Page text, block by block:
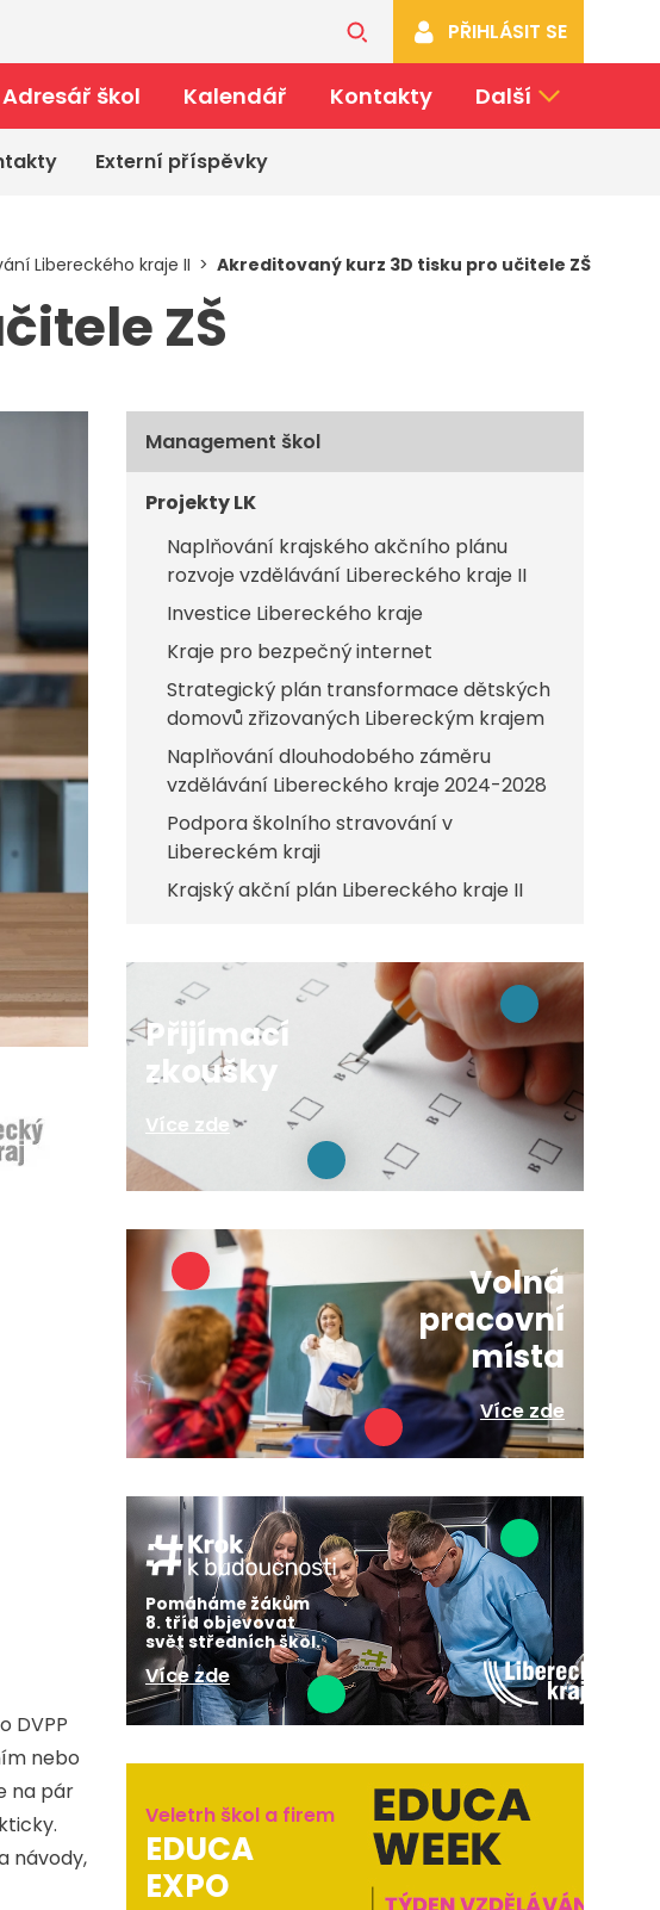
PŘIHLÁSIT SE
Adresář škol Kalendář Kontakty Další
Externí příspěvky
Libereckého kraje II Akreditovaný kurz 3D tisku pro učitele ZŠ
ZŠ
DVPP
nebo
na pár
návody,
Management škol
Projekty LK
Naplňování krajského akčního plánu
rozvoje vzdělávání Libereckého kraje II
Investice Libereckého kraje
Kraje pro bezpečný internet
Strategický plán transformace dětských
domovů zřizovaných Libereckým krajem
Naplňování dlouhodobého záměru
vzdělávání Libereckého kraje 2024-2028
Podpora školního stravování v
Libereckém kraji
Krajský akční plán Libereckého kraje II
Přijímací
zkoušky
Více zde
Volná
pracovní
místa
Více zde
Pomáháme žákům
8. tříd objevovat
svět středních škol.
Více zde
Veletrh škol a firem
EDUCA
EXPO